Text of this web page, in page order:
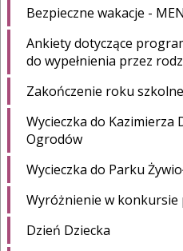
Bezpieczne wakacje -
Ankiety dotyczące
do wypełnienia przez
Zakończenie roku
Wycieczka do Kazimierza
Ogrodów
Wycieczka do Parku
Wyróżnienie w konkursie
Dzień Dziecka